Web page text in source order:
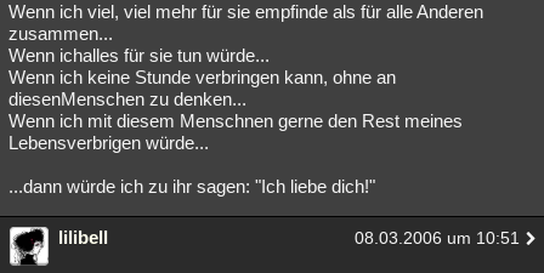
Wenn ich viel, viel mehr für sie empfinde als für alle Anderen
zusammen...
Wenn ichalles für sie tun würde...
Wenn ich keine Stunde verbringen kann, ohne an
diesenMenschen zu denken...
Wenn ich mit diesem Menschnen gerne den Rest meines
Lebensverbrigen würde...
...dann würde ich zu ihr sagen: "Ich liebe dich!"
lilibell 08.03.2006 um 10:51